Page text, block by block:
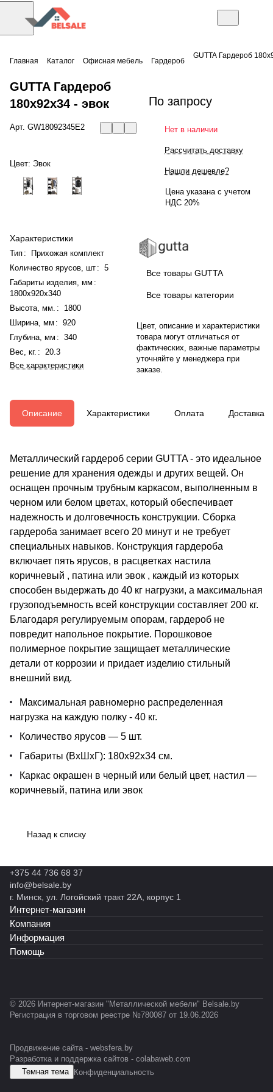
Главная Каталог Офисная мебель Гардероб
GUTTA Гардероб
GUTTA Гардероб
180х92х34 - эвок
Арт. GW18092345E2
Цвет: Эвок
Характеристики
Тип :
Прихожая комплект
Количество ярусов, шт : 5
Габариты изделия, мм :
1800x920x340
Высота, мм. :
1800
Ширина, мм : 920
Глубина, мм : 340
Вес, кг. :
20.3
Все характеристики
По запросу
Нет в наличии
Рассчитать доставку
Нашли дешевле?
Цена указана с учетом
НДС 20%
Все товары GUTTA
Все товары категории
Цвет, описание и характеристики
товара могут отличаться от
фактических, важные параметры
уточняйте у менеджера при
заказе.
Описание Характеристики Оплата Доставка
Металлический гардероб серии GUTTA - это идеальное
решение для хранения одежды и других вещей. Он
оснащен прочным трубным каркасом, выполненным в
черном или белом цветах, который обеспечивает
надежность и долговечность конструкции. Сборка
гардероба занимает всего 20 минут и не требует
специальных навыков. Конструкция гардероба
включает пять ярусов, в расцветках настила
коричневый , патина или эвок , каждый из которых
способен выдержать до 40 кг нагрузки, а максимальная
грузоподъемность всей конструкции составляет 200 кг.
Благодаря регулируемым опорам, гардероб не
повредит напольное покрытие. Порошковое
полимерное покрытие защищает металлические
детали от коррозии и придает изделию стильный
внешний вид.
Максимальная равномерно распределенная
нагрузка на каждую полку - 40 кг.
Количество ярусов — 5 шт.
Габариты (ВхШхГ): 180х92х34 см.
Каркас окрашен в черный или белый цвет, настил —
коричневый, патина или эвок
Назад к списку
+375 44 736 68 37
info@belsale.by
г. Минск, ул. Логойский тракт 22А, корпус 1
Интернет-магазин
Компания
Информация
Помощь
© 2026 Интернет-магазин "Металлической мебели" Belsale.by
Регистрация в торговом реестре №780087 от 19.06.2026
Продвижение сайта - websfera.by
Разработка и поддержка сайтов - colabaweb.com
Темная тема Конфиденциальность